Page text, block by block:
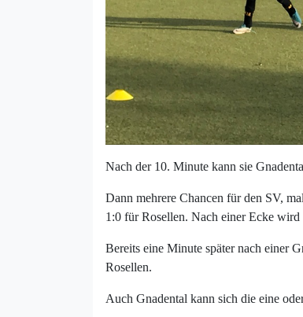
Nach der 10. Minute kann sie
Dann mehrere Chancen für den SV,
1:0 für Rosellen. Nach einer Ecke
Bereits eine Minute später nach einer
Rosellen.
Auch Gnadental kann sich die eine